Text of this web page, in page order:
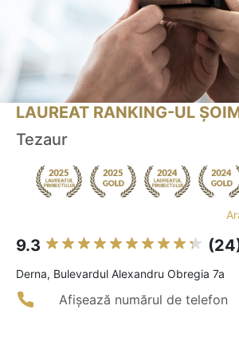
LAUREAT RANKING-UL
Tezaur
9.3
Derna, Bulevardul Alexandru Obregia 7a
Afișează numărul de telefon